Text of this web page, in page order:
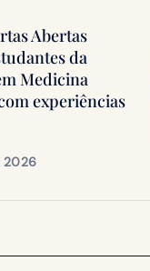
Abertas
da
Medicina
experiências
2026